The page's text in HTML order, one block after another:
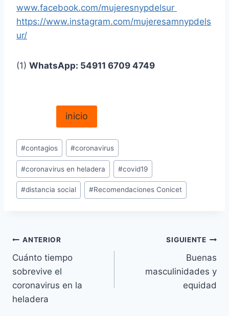
www.facebook.com/mujeresnypdelsur
https://www.instagram.com/mujeresamnypdels
ur/
(1) WhatsApp: 54911 6709 4749
inicio
Etiquetas
de
la
entrada:
#contagios #coronavirus
#coronavirus en heladera #covid19
#distancia social #Recomendaciones Conicet
Navegación
de
entradas
ANTERIOR
Cuánto tiempo
sobrevive el
coronavirus en la
heladera
SIGUIENTE
Buenas
masculinidades y
equidad